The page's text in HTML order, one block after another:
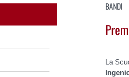
BANDI
La